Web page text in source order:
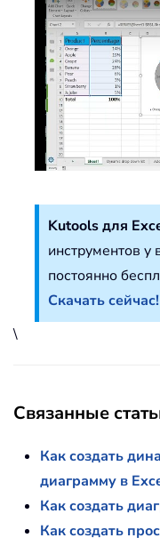
Kutools для
инструментов у
постоянно
Скачать сейчас!
\
Связанные
Как создать
диаграмму в
Как создать
Как создать